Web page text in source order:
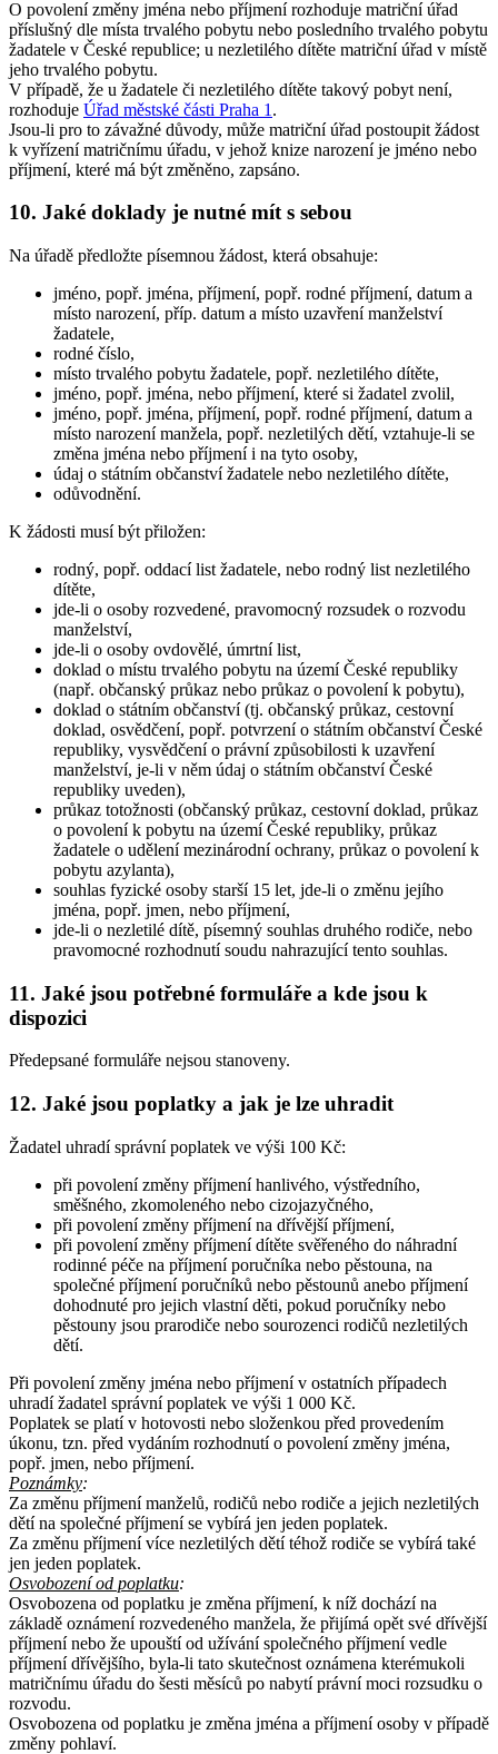
O povolení změny jména nebo příjmení rozhoduje matriční úřad
příslušný dle místa trvalého pobytu nebo posledního trvalého pobytu
žadatele v České republice; u nezletilého dítěte matriční úřad v místě
jeho trvalého pobytu.
V případě, že u žadatele či nezletilého dítěte takový pobyt není,
rozhoduje Úřad městské části Praha 1 .
Jsou-li pro to závažné důvody, může matriční úřad postoupit žádost
k vyřízení matričnímu úřadu, v jehož knize narození je jméno nebo
příjmení, které má být změněno, zapsáno.
10. Jaké doklady je nutné mít s sebou
Na úřadě předložte písemnou žádost, která obsahuje:
jméno, popř. jména, příjmení, popř. rodné příjmení, datum a
místo narození, příp. datum a místo uzavření manželství
žadatele,
rodné číslo,
místo trvalého pobytu žadatele, popř. nezletilého dítěte,
jméno, popř. jména, nebo příjmení, které si žadatel zvolil,
jméno, popř. jména, příjmení, popř. rodné příjmení, datum a
místo narození manžela, popř. nezletilých dětí, vztahuje-li se
změna jména nebo příjmení i na tyto osoby,
údaj o státním občanství žadatele nebo nezletilého dítěte,
odůvodnění.
K žádosti musí být přiložen:
rodný, popř. oddací list žadatele, nebo rodný list nezletilého
dítěte,
jde-li o osoby rozvedené, pravomocný rozsudek o rozvodu
manželství,
jde-li o osoby ovdovělé, úmrtní list,
doklad o místu trvalého pobytu na území České republiky
(např. občanský průkaz nebo průkaz o povolení k pobytu),
doklad o státním občanství (tj. občanský průkaz, cestovní
doklad, osvědčení, popř. potvrzení o státním občanství České
republiky, vysvědčení o právní způsobilosti k uzavření
manželství, je-li v něm údaj o státním občanství České
republiky uveden),
průkaz totožnosti (občanský průkaz, cestovní doklad, průkaz
o povolení k pobytu na území České republiky, průkaz
žadatele o udělení mezinárodní ochrany, průkaz o povolení k
pobytu azylanta),
souhlas fyzické osoby starší 15 let, jde-li o změnu jejího
jména, popř. jmen, nebo příjmení,
jde-li o nezletilé dítě, písemný souhlas druhého rodiče, nebo
pravomocné rozhodnutí soudu nahrazující tento souhlas.
11. Jaké jsou potřebné formuláře a kde jsou k
dispozici
Předepsané formuláře nejsou stanoveny.
12. Jaké jsou poplatky a jak je lze uhradit
Žadatel uhradí správní poplatek ve výši 100 Kč:
při povolení změny příjmení hanlivého, výstředního,
směšného, zkomoleného nebo cizojazyčného,
při povolení změny příjmení na dřívější příjmení,
při povolení změny příjmení dítěte svěřeného do náhradní
rodinné péče na příjmení poručníka nebo pěstouna, na
společné příjmení poručníků nebo pěstounů anebo příjmení
dohodnuté pro jejich vlastní děti, pokud poručníky nebo
pěstouny jsou prarodiče nebo sourozenci rodičů nezletilých
dětí.
Při povolení změny jména nebo příjmení v ostatních případech
uhradí žadatel správní poplatek ve výši 1 000 Kč.
Poplatek se platí v hotovosti nebo složenkou před provedením
úkonu, tzn. před vydáním rozhodnutí o povolení změny jména,
popř. jmen, nebo příjmení.
Poznámky:
Za změnu příjmení manželů, rodičů nebo rodiče a jejich nezletilých
dětí na společné příjmení se vybírá jen jeden poplatek.
Za změnu příjmení více nezletilých dětí téhož rodiče se vybírá také
jen jeden poplatek.
Osvobození od poplatku:
Osvobozena od poplatku je změna příjmení, k níž dochází na
základě oznámení rozvedeného manžela, že přijímá opět své dřívější
příjmení nebo že upouští od užívání společného příjmení vedle
příjmení dřívějšího, byla-li tato skutečnost oznámena kterémukoli
matričnímu úřadu do šesti měsíců po nabytí právní moci rozsudku o
rozvodu.
Osvobozena od poplatku je změna jména a příjmení osoby v případě
změny pohlaví.